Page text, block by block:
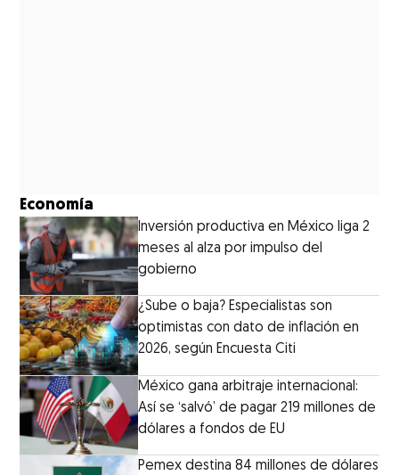
Economía
Inversión productiva en México liga 2
meses al alza por impulso del
gobierno
¿Sube o baja? Especialistas son
optimistas con dato de inflación en
2026, según Encuesta Citi
México gana arbitraje internacional:
Así se ‘salvó’ de pagar 219 millones de
dólares a fondos de EU
Pemex destina 84 millones de dólares